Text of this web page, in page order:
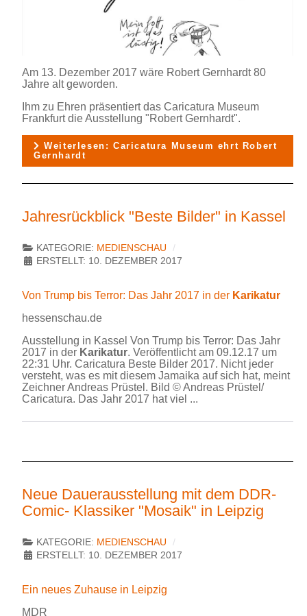
Am 13. Dezember 2017 wäre Robert Gernhardt 80
Jahre alt geworden.
Ihm zu Ehren präsentiert das Caricatura Museum
Frankfurt die Ausstellung "Robert Gernhardt".
Weiterlesen: Caricatura Museum ehrt Robert
Gernhardt
Jahresrückblick "Beste Bilder" in Kassel
KATEGORIE: MEDIENSCHAU
ERSTELLT: 10. DEZEMBER 2017
Von Trump bis Terror: Das Jahr 2017 in der Karikatur
hessenschau.de
Ausstellung in Kassel Von Trump bis Terror: Das Jahr
2017 in der Karikatur. Veröffentlicht am 09.12.17 um
22:31 Uhr. Caricatura Beste Bilder 2017. Nicht jeder
versteht, was es mit diesem Jamaika auf sich hat, meint
Zeichner Andreas Prüstel. Bild © Andreas Prüstel/
Caricatura. Das Jahr 2017 hat viel ...
Neue Dauerausstellung mit dem DDR-
Comic- Klassiker "Mosaik" in Leipzig
KATEGORIE: MEDIENSCHAU
ERSTELLT: 10. DEZEMBER 2017
Ein neues Zuhause in Leipzig
MDR